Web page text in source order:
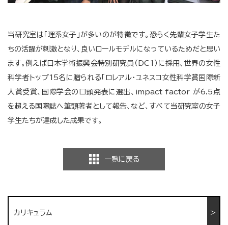
当研究室は「理系女子」が多いのが特徴です。恐らく先輩女子学生た
ちの活躍が刺激となり、良いロールモデルになっているためだと思い
ます。例えば日本学術振興会特別研究員（DC1）に採用、世界の女性
科学者トップ15名に贈られる「ロレアル・ユネスコ女性科学賞国際新
人賞受賞、国際学会の口頭発表に選出、impact factor が6.5点
を超える国際誌へ筆頭著者として報告、など、すべて当研究室の女子
学生たちが達成した成果です。
一覧に戻る
カリキュラム